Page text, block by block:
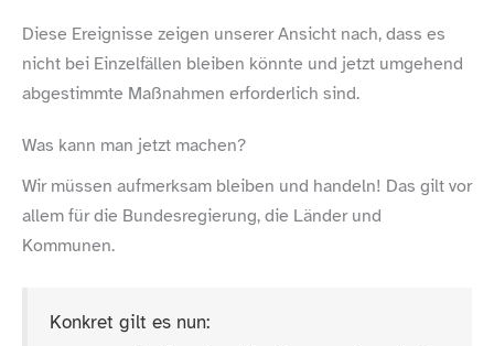
Diese Ereignisse zeigen unserer Ansicht nach, dass es
nicht bei Einzelfällen bleiben könnte und jetzt umgehend
abgestimmte Maßnahmen erforderlich sind.
Was kann man jetzt machen?
Wir müssen aufmerksam bleiben und handeln! Das gilt vor
allem für die Bundesregierung, die Länder und
Kommunen.
Konkret gilt es nun: